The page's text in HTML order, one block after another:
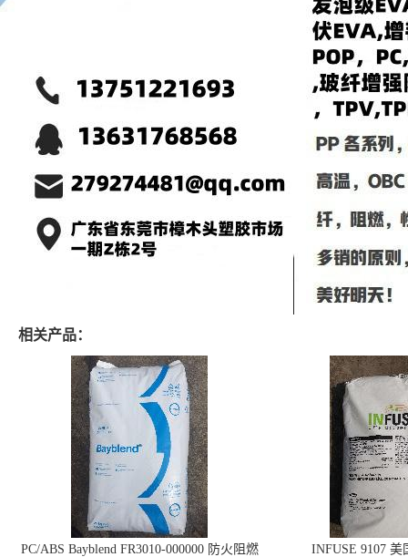
相关产品：
PC/ABS Bayblend FR3010-000000 防火阻燃
INFUSE 9107 美